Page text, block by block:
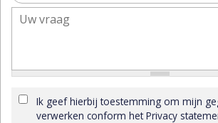
Ik geef hierbij toestemming om mijn
verwerken conform het Privacy